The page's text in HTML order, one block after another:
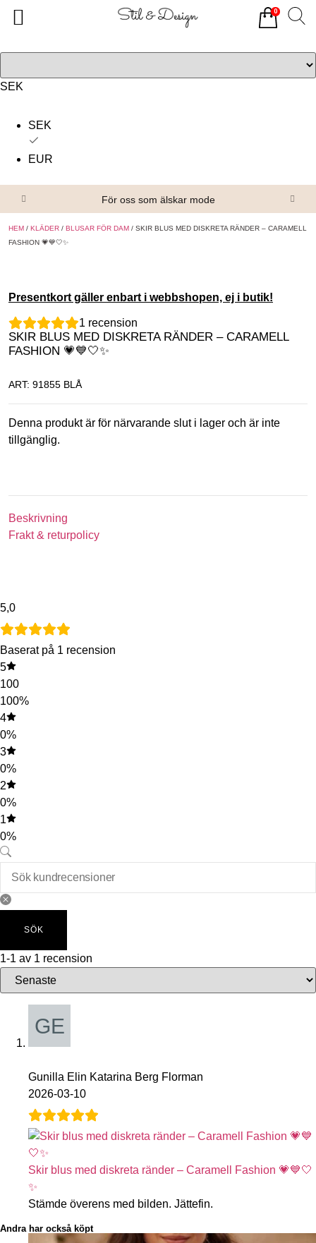
SEK
SEK
EUR
För oss som älskar mode
HEM / KLÄDER / BLUSAR FÖR DAM / SKIR BLUS MED DISKRETA RÄNDER – CARAMELL
FASHION 💗💙🤍✨
Presentkort gäller enbart i webbshopen, ej i butik!
1 recension
SKIR BLUS MED DISKRETA RÄNDER – CARAMELL
FASHION 💗💙🤍✨
ART: 91855 BLÅ
Denna produkt är för närvarande slut i lager och är inte
tillgänglig.
Beskrivning
Frakt & returpolicy
5,0
Baserat på 1 recension
5
100
100%
4
0%
3
0%
2
0%
1
0%
SÖK
1-1 av 1 recension
Gunilla Elin Katarina Berg Florman
2026-03-10
Skir blus med diskreta ränder – Caramell Fashion 💗💙🤍
✨
Stämde överens med bilden. Jättefin.
Andra har också köpt
0
Alla produkter
Om oss